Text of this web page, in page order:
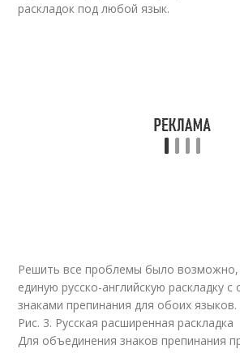
раскладок под любой язык.
Решить все проблемы было возможно,
единую русско-английскую раскладку
знаками препинания для обоих языков.
Рис. 3. Русская расширенная раскладка
Для объединения знаков препинания